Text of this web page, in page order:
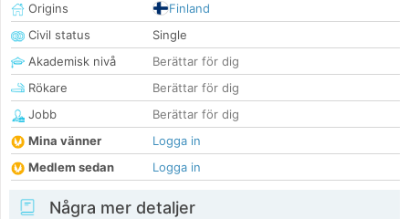
Origins
Finland
Civil status
Single
Akademisk nivå
Berättar för dig
Rökare
Berättar för dig
Jobb
Berättar för dig
Mina vänner
Logga in
Medlem sedan
Logga in
Några mer detaljer